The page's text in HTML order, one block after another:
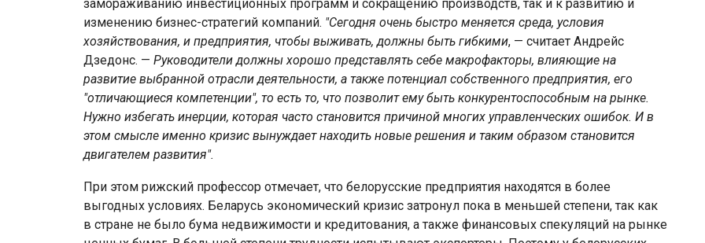
замораживанию инвестиционных программ и сокращению производств, так и к развитию и
изменению бизнес-стратегий компаний. "Сегодня очень быстро меняется среда, условия
хозяйствования, и предприятия, чтобы выживать, должны быть гибкими, — считает Андрейс
Дзедонс. — Руководители должны хорошо представлять себе макрофакторы, влияющие на
развитие выбранной отрасли деятельности, а также потенциал собственного предприятия, его
"отличающиеся компетенции", то есть то, что позволит ему быть конкурентоспособным на рынке.
Нужно избегать инерции, которая часто становится причиной многих управленческих ошибок. И в
этом смысле именно кризис вынуждает находить новые решения и таким образом становится
двигателем развития".
При этом рижский профессор отмечает, что белорусские предприятия находятся в более
выгодных условиях. Беларусь экономический кризис затронул пока в меньшей степени, так как
в стране не было бума недвижимости и кредитования, а также финансовых спекуляций на рынке
Банка старше
ЕС ввёл санкции против
Мозырского НПЗ и расширил
ограничения для белорусской…
Власти Беларуси снова делают
ставку на города-спутники вокруг
Минска